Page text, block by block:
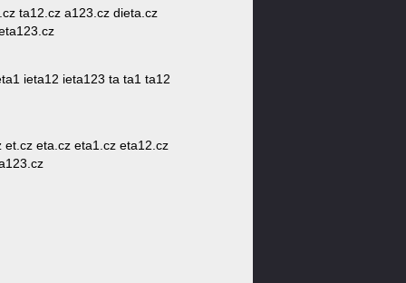
ta12.cz a123.cz dieta.cz
ieta12 ieta123 ta ta1 ta12
eta.cz eta1.cz eta12.cz